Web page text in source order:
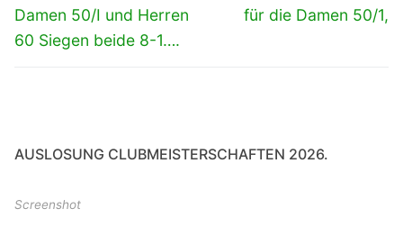
Damen 50/I und Herren
60 Siegen beide 8-1….
für die Damen 50/1,
AUSLOSUNG CLUBMEISTERSCHAFTEN 2026.
Screenshot